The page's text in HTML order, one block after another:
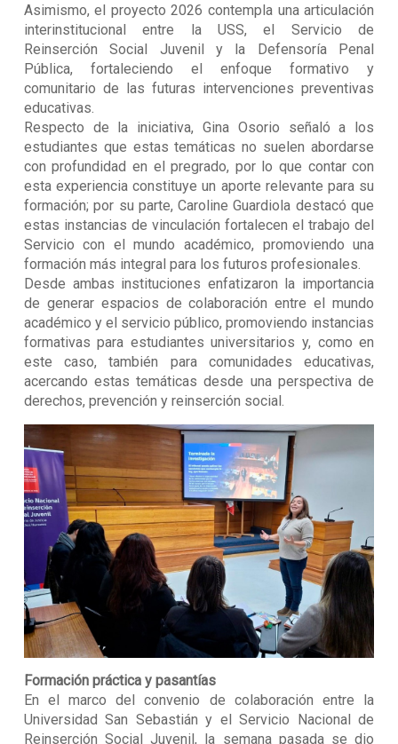
Asimismo, el proyecto 2026 contempla una articulación
interinstitucional entre la USS, el Servicio de
Reinserción Social Juvenil y la Defensoría Penal
Pública, fortaleciendo el enfoque formativo y
comunitario de las futuras intervenciones preventivas
educativas.
Respecto de la iniciativa, Gina Osorio señaló a los
estudiantes que estas temáticas no suelen abordarse
con profundidad en el pregrado, por lo que contar con
esta experiencia constituye un aporte relevante para su
formación; por su parte, Caroline Guardiola destacó que
estas instancias de vinculación fortalecen el trabajo del
Servicio con el mundo académico, promoviendo una
formación más integral para los futuros profesionales.
Desde ambas instituciones enfatizaron la importancia
de generar espacios de colaboración entre el mundo
académico y el servicio público, promoviendo instancias
formativas para estudiantes universitarios y, como en
este caso, también para comunidades educativas,
acercando estas temáticas desde una perspectiva de
derechos, prevención y reinserción social.
Formación práctica y pasantías
En el marco del convenio de colaboración entre la
Universidad San Sebastián y el Servicio Nacional de
Reinserción Social Juvenil, la semana pasada se dio